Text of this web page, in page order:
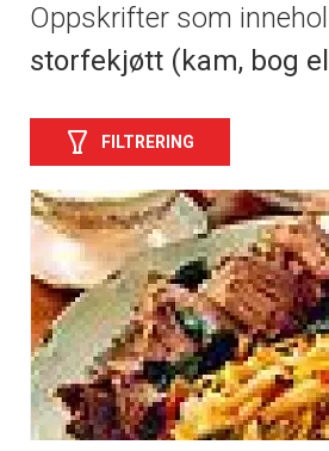
Oppskrifter som
storfekjøtt (kam, bog
FILTRERING